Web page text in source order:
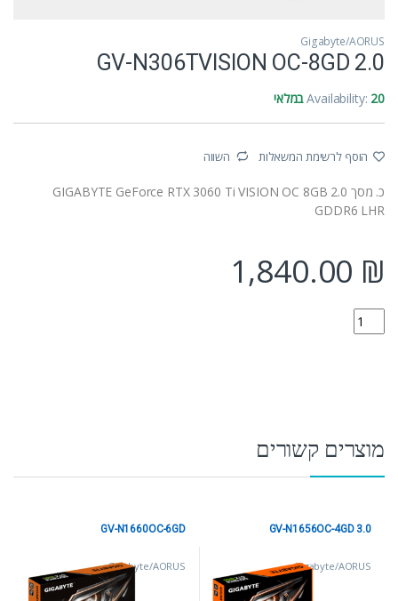
Gigabyte/AORUS
GV-N306TVISION OC-8GD 2.0
Availability: 20 במלאי
הוסף לרשימת המשאלות השווה
כ. מסך GIGABYTE GeForce RTX 3060 Ti VISION OC 8GB 2.0
GDDR6 LHR
1,840.00 ₪
GV-N306TVISION OC-8GD 2.0 quantity
מוצרים קשורים
Gigabyte/AORUS
GV-N1656OC-4GD 3.0
Gigabyte/AORUS
GV-N1660OC-6GD